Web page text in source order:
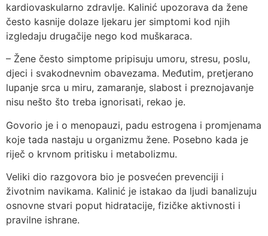
kardiovaskularno zdravlje. Kalinić upozorava da žene
često kasnije dolaze ljekaru jer simptomi kod njih
izgledaju drugačije nego kod muškaraca.
– Žene često simptome pripisuju umoru, stresu, poslu,
djeci i svakodnevnim obavezama. Međutim, pretjerano
lupanje srca u miru, zamaranje, slabost i preznojavanje
nisu nešto što treba ignorisati, rekao je.
Govorio je i o menopauzi, padu estrogena i promjenama
koje tada nastaju u organizmu žene. Posebno kada je
riječ o krvnom pritisku i metabolizmu.
Veliki dio razgovora bio je posvećen prevenciji i
životnim navikama. Kalinić je istakao da ljudi banalizuju
osnovne stvari poput hidratacije, fizičke aktivnosti i
pravilne ishrane.